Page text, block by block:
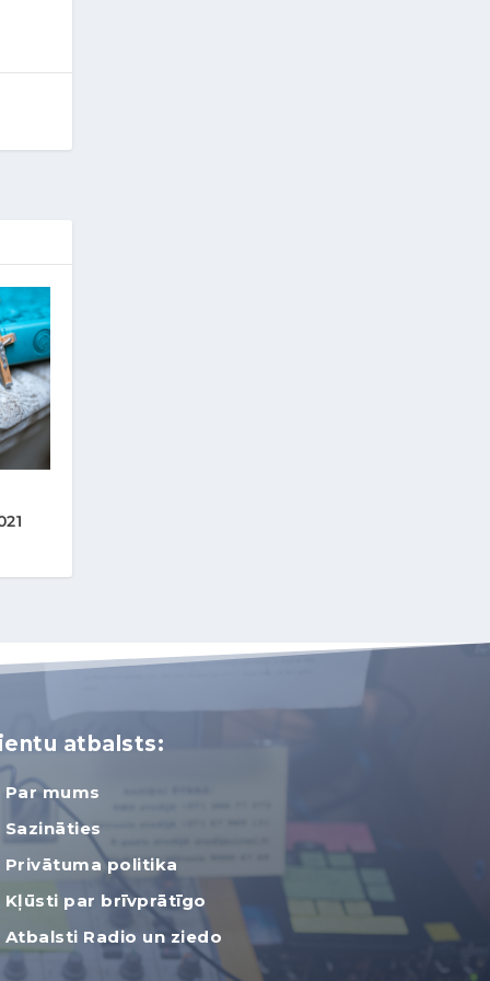
atbalsts:
Par mums
Sazināties
Privātuma politika
Kļūsti par brīvprātīgo
Atbalsti Radio un ziedo